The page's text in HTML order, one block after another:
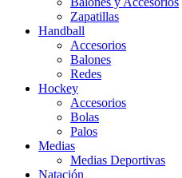
Zapatillas
Handball
Accesorios
Balones
Redes
Hockey
Accesorios
Bolas
Palos
Medias
Medias Deportivas
Natación